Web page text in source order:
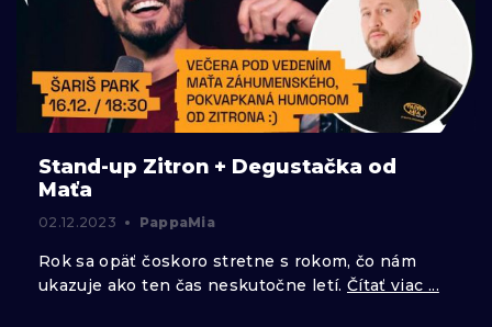
Stand-up Zitron + Degustačka od
Maťa
02.12.2023 PappaMia
Rok sa opäť čoskoro stretne s rokom, čo nám
ukazuje ako ten čas neskutočne letí. Čítať viac ...